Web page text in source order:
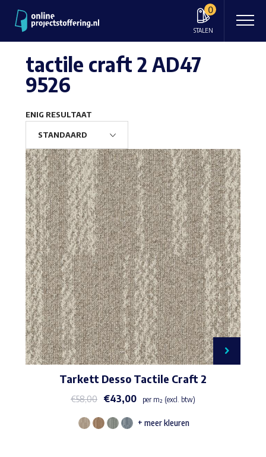
0
STALEN
tactile craft 2 AD47
9526
ENIG RESULTAAT
Tarkett Desso Tactile Craft 2
€58,00 €43,00 per m² (excl. btw)
+ meer kleuren